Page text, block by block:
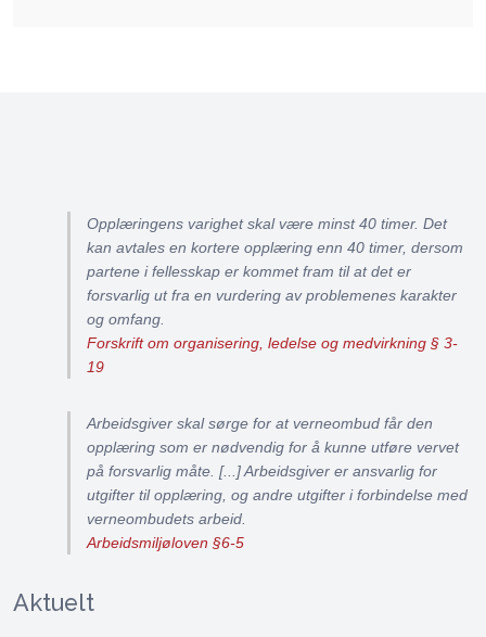
Opplæringens varighet skal være minst 40 timer. Det
kan avtales en kortere opplæring enn 40 timer, dersom
partene i fellesskap er kommet fram til at det er
forsvarlig ut fra en vurdering av problemenes karakter
og omfang.
Forskrift om organisering, ledelse og medvirkning § 3-
19
Arbeidsgiver skal sørge for at verneombud får den
opplæring som er nødvendig for å kunne utføre vervet
på forsvarlig måte. [...] Arbeidsgiver er ansvarlig for
utgifter til opplæring, og andre utgifter i forbindelse med
verneombudets arbeid.
Arbeidsmiljøloven §6-5
Aktuelt